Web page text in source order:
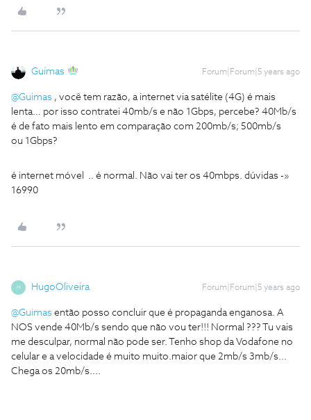
Guimas Forum|Forum|5 years ago
@Guimas , você tem razão, a internet via satélite (4G) é mais
lenta… por isso contratei 40mb/s e não 1Gbps, percebe? 40Mb/s
é de fato mais lento em comparação com 200mb/s; 500mb/s
ou 1Gbps?
é internet móvel .. é normal. Não vai ter os 40mbps. dúvidas -»
16990
HugoOliveira Forum|Forum|5 years ago
@Guimas então posso concluir que é propaganda enganosa. A
NOS vende 40Mb/s sendo que não vou ter!!! Normal ??? Tu vais
me desculpar, normal não pode ser. Tenho shop da Vodafone no
celular e a velocidade é muito muito.maior que 2mb/s 3mb/s...
Chega os 20mb/s....